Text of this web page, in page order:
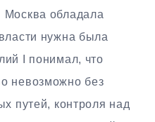
Москва обладала
нужна была
I понимал, что
невозможно без
путей, контроля над